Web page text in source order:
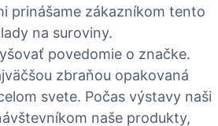
prinášame zákazníkom tento
na suroviny.
povedomie o značke.
zbraňou opakovaná
svete. Počas výstavy naši
naše produkty,